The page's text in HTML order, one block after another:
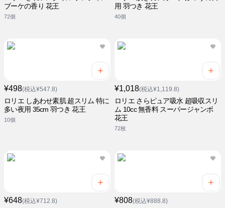
ブーケの香り 花王
72個
用 羽つき 花王
40個
¥498(税込¥547.8)
ロリエ しあわせ素肌 超スリム 特に
多い夜用 35cm 羽つき 花王
10個
¥1,018(税込¥1,119.8)
ロリエ さらピュア吸水 超吸収スリ
ム 10cc 無香料 スーパージャンボ
花王
72枚
¥648(税込¥712.8) ¥808(税込¥888.8)